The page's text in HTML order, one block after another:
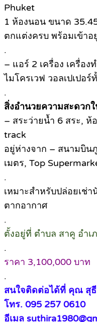
Phuket
1 ห้องนอน ขนาด
ตกแต่งครบ พร้อมเข้าอ
.
– แอร์ 2 เครื่อง เครื่อ
ไมโครเวฟ วอลเปเปอร์
.
สิ่งอำนวยความสะดวก
– สระว่ายน้ำ 6 สระ, ห้
track
อยู่ห่างจาก – สนามบิน
เมตร, Top
.
เหมาะสำหรับปล่อยเช่
ตากอากาศ
.
ตั้งอยู่ที่ ตำบล สาคู อำเ
.
ราคา 3,100,000 บาท
.
สนใจติดต่อได้ที่ คุณ สุ
โทร. 095 257 0610
อีเมล